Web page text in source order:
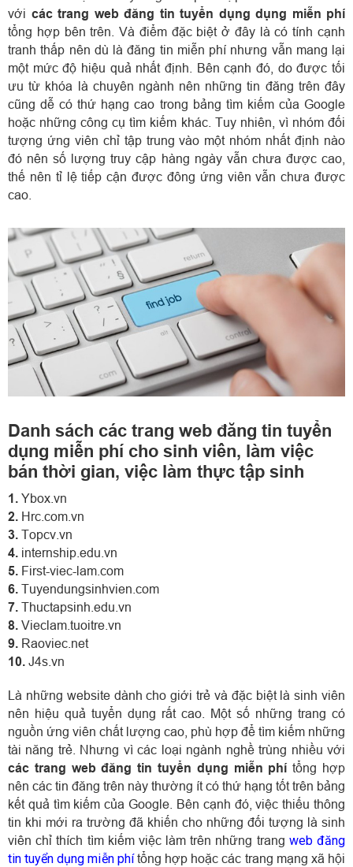
với các trang web đăng tin tuyển dụng dụng miễn phí
tổng hợp bên trên. Và điểm đặc biệt ở đây là có tính cạnh
tranh thấp nên dù là đăng tin miễn phí nhưng vẫn mang lại
một mức độ hiệu quả nhất định. Bên cạnh đó, do được tối
ưu từ khóa là chuyên ngành nên những tin đăng trên đây
cũng dễ có thứ hạng cao trong bảng tìm kiếm của Google
hoặc những công cụ tìm kiếm khác. Tuy nhiên, vì nhóm đối
tượng ứng viên chỉ tập trung vào một nhóm nhất định nào
đó nên số lượng truy cập hàng ngày vẫn chưa được cao,
thế nên tỉ lệ tiếp cận được đông ứng viên vẫn chưa được
cao.
Danh sách các trang web đăng tin tuyển
dụng miễn phí cho sinh viên, làm việc
bán thời gian, việc làm thực tập sinh
1. Ybox.vn
2. Hrc.com.vn
3. Topcv.vn
4. internship.edu.vn
5. First-viec-lam.com
6. Tuyendungsinhvien.com
7. Thuctapsinh.edu.vn
8. Vieclam.tuoitre.vn
9. Raoviec.net
10. J4s.vn
Là những website dành cho giới trẻ và đặc biệt là sinh viên
nên hiệu quả tuyển dụng rất cao. Một số những trang có
nguồn ứng viên chất lượng cao, phù hợp để tìm kiếm những
tài năng trẻ. Nhưng vì các loại ngành nghề trùng nhiều với
các trang web đăng tin tuyển dụng miễn phítổng hợp
nên các tin đăng trên này thường ít có thứ hạng tốt trên bảng
kết quả tìm kiếm của Google. Bên cạnh đó, việc thiếu thông
tin khi mới ra trường đã khiến cho những đối tượng là sinh
viên chỉ thích tìm kiếm việc làm trên những trang web đăng
tin tuyển dụng miễn phítổng hợp hoặc các trang mạng xã hội